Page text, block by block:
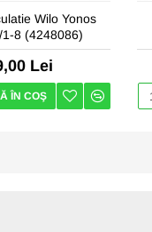
Wilo Yonos
8 (4248086)
Lei
ÎN COŞ